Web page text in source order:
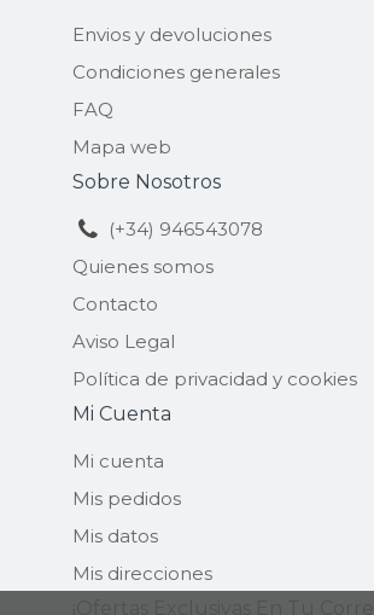
Envios y devoluciones
Condiciones generales
FAQ
Mapa web
Sobre Nosotros
(+34) 946543078
Quienes somos
Contacto
Aviso Legal
Política de privacidad y cookies
Mi Cuenta
Mi cuenta
Mis pedidos
Mis datos
Mis direcciones